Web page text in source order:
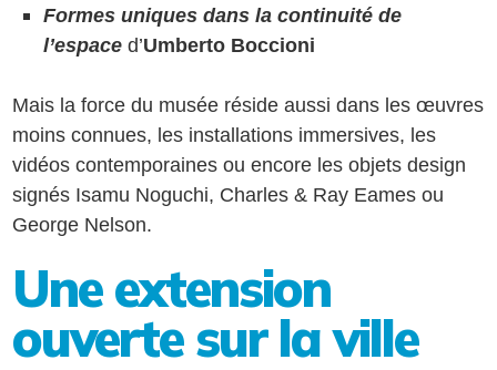
Formes uniques dans la continuité de
l’espaced’Umberto Boccioni
Mais la force du musée réside aussi dans les œuvres
moins connues, les installations immersives, les
vidéos contemporaines ou encore les objets design
signés Isamu Noguchi, Charles & Ray Eames ou
George Nelson.
Une extension
ouverte sur la ville